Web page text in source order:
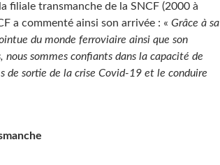
filiale transmanche de la SNCF (2000 à
a commenté ainsi son arrivée : « Grâce à sa
du monde ferroviaire ainsi que son
sommes confiants dans la capacité de
de sortie de la crise Covid-19 et le conduire